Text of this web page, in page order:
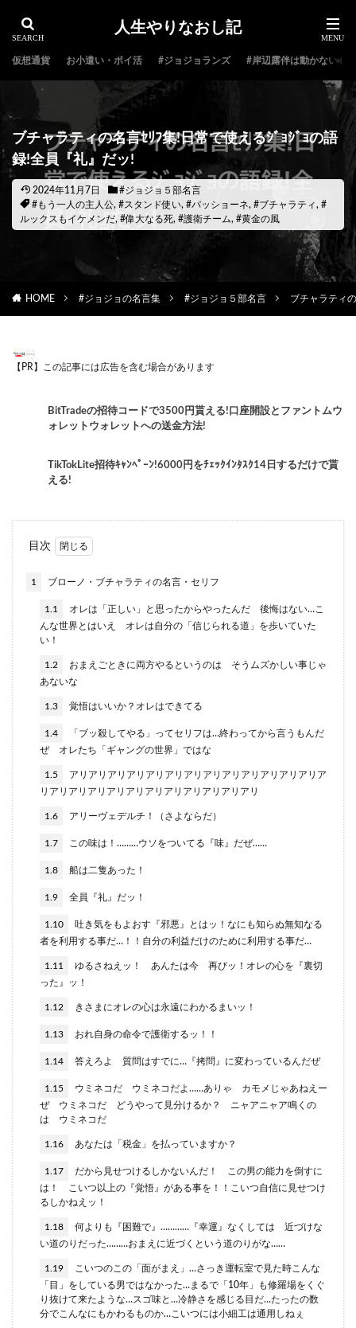
人生やりなおし記
仮想通貨 お小遣い・ポイ活 #ジョジョランズ #岸辺露伴は動かない
ブチャラティの名言ｾﾘﾌ集!日常で使えるｼﾞｮｼﾞｮの語
録!全員『礼』だッ!
2024年11月7日
#ジョジョ５部名言
#もう一人の主人公, #スタンド使い, #パッショーネ, #ブチャラティ, #
ルックスもイケメンだ, #偉大なる死, #護衛チーム, #黄金の風
HOME #ジョジョの名言集 #ジョジョ５部名言 ブチャラティ
【PR】この記事には広告を含む場合があります
BitTradeの招待コードで3500円貰える!口座開設とファントムウ
ォレットウォレットへの送金方法!
TikTokLite招待ｷｬﾝﾍﾟｰﾝ!6000円をﾁｪｯｸｲﾝﾀｽｸ14日するだけで貰
える!
目次
1 ブローノ・ブチャラティの名言・セリフ
1.1
オレは「正しい」と思ったからやったんだ 後悔はない…こ
んな世界とはいえ オレは自分の「信じられる道」を歩いていた
い！
1.2
おまえごときに両方やるというのは そうムズかしい事じゃ
あないな
1.3 覚悟はいいか？オレはできてる
1.4
「ブッ殺してやる」ってセリフは…終わってから言うもんだ
ぜ オレたち「ギャングの世界」ではな
1.5
アリアリアリアリアリアリアリアリアリアリアリアリアリア
リアリアリアリアリアリアリアリアリアリアリアリ
1.6 アリーヴェデルチ！（さよならだ）
1.7 この味は！………ウソをついてる『味』だぜ……
1.8 船は二隻あった！
1.9 全員『礼』だッ！
1.10
吐き気をもよおす『邪悪』とはッ！なにも知らぬ無知なる
者を利用する事だ…！！自分の利益だけのために利用する事だ…
1.11
ゆるさねえッ！ あんたは今 再びッ！オレの心を『裏切
った』ッ！
1.12 きさまにオレの心は永遠にわかるまいッ！
1.13 おれ自身の命令で護衛するッ！！
1.14 答えろよ 質問はすでに…『拷問』に変わっているんだぜ
1.15
ウミネコだ ウミネコだよ……ありゃ カモメじゃあねえー
ぜ ウミネコだ どうやって見分けるか？ ニャアニャア鳴くの
は ウミネコだ
1.16 あなたは「税金」を払っていますか？
1.17
だから見せつけるしかないんだ！ この男の能力を倒すに
は！ こいつ以上の『覚悟』がある事を！！こいつ自信に見せつけ
るしかねえッ！
1.18
何よりも『困難で』…………『幸運』なくしては 近づけな
い道のりだった………おまえに近づくという道のりがな……
1.19
こいつのこの「面がまえ」…さっき運転室で見た時こんな
「目」をしている男ではなかった…まるで「10年」も修羅場をくぐ
り抜けて来たような…スゴ味と…冷静さを感じる目だ…たったの数
分でこんなにもかわるものか…こいつには小細工は通用しねぇ